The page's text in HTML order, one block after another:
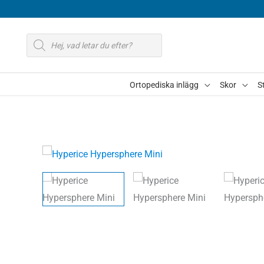
Produktsökning
Ortopediska inlägg Skor